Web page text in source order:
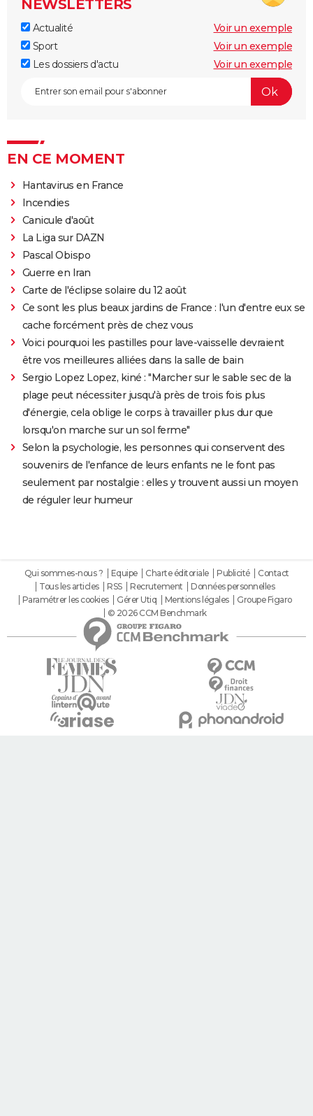
NEWSLETTERS
Actualité
Voir un exemple
Sport
Voir un exemple
Les dossiers d'actu
Voir un exemple
EN CE MOMENT
Hantavirus en France
Incendies
Canicule d'août
La Liga sur DAZN
Pascal Obispo
Guerre en Iran
Carte de l'éclipse solaire du 12 août
Ce sont les plus beaux jardins de France : l'un d'entre eux se
cache forcément près de chez vous
Voici pourquoi les pastilles pour lave-vaisselle devraient
être vos meilleures alliées dans la salle de bain
Sergio Lopez Lopez, kiné : "Marcher sur le sable sec de la
plage peut nécessiter jusqu'à près de trois fois plus
d'énergie, cela oblige le corps à travailler plus dur que
lorsqu'on marche sur un sol ferme"
Selon la psychologie, les personnes qui conservent des
souvenirs de l'enfance de leurs enfants ne le font pas
seulement par nostalgie : elles y trouvent aussi un moyen
de réguler leur humeur
Qui sommes-nous ? Equipe Charte éditoriale Publicité
Contact
Tous les articles
RSS Recrutement
Données personnelles
Paramétrer les cookies
Gérer Utiq Mentions légales
Groupe Figaro
© 2026 CCM Benchmark